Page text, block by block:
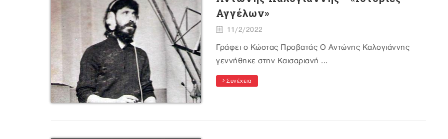
Αγγέλων»
11/2/2022
Γράφει ο Κώστας Προβατάς Ο Αντώνης Καλογιάννης
γεννήθηκε στην Καισαριανή ...
Συνέχεια